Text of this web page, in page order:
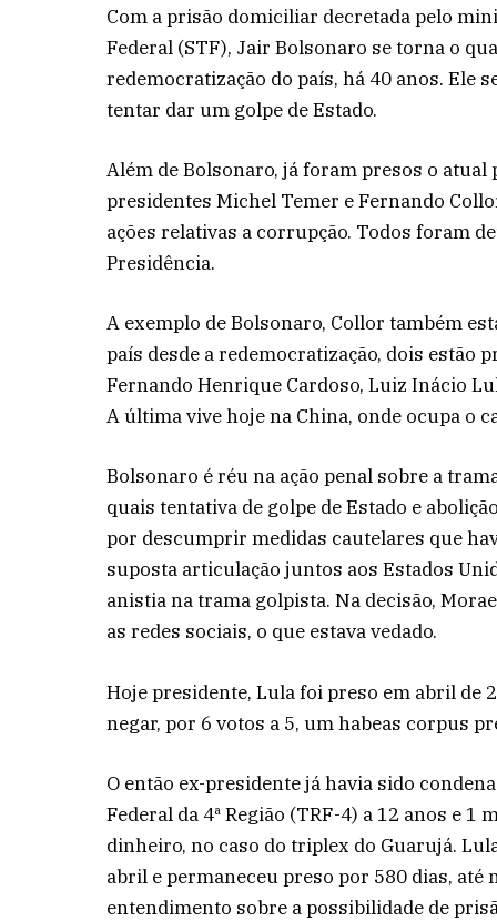
Com a prisão domiciliar decretada pelo
Federal (STF), Jair Bolsonaro se torna o
redemocratização do país, há 40 anos. Ele
tentar dar um golpe de Estado.
Além de Bolsonaro, já foram presos o
presidentes Michel Temer e Fernando
ações relativas a corrupção. Todos foram
Presidência.
A exemplo de Bolsonaro, Collor também
país desde a redemocratização, dois estão
Fernando Henrique Cardoso, Luiz Inácio
A última vive hoje na China, onde ocupa o
Bolsonaro é réu na ação penal sobre a
quais tentativa de golpe de Estado e
por descumprir medidas cautelares que
suposta articulação juntos aos Estados
anistia na trama golpista. Na decisão,
as redes sociais, o que estava vedado.
Hoje presidente, Lula foi preso em abril de
negar, por 6 votos a 5, um habeas corpus
O então ex-presidente já havia sido
Federal da 4ª Região (TRF-4) a 12 anos e
dinheiro, no caso do triplex do Guarujá.
abril e permaneceu preso por 580 dias,
entendimento sobre a possibilidade de